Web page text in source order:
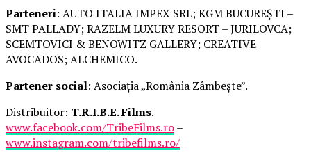
Parteneri: AUTO ITALIA IMPEX SRL; KGM BUCUREȘTI –
SMT PALLADY; RAZELM LUXURY RESORT – JURILOVCA;
SCEMTOVICI & BENOWITZ GALLERY; CREATIVE
AVOCADOS; ALCHEMICO.
Partener social: Asociația „România Zâmbește”.
Distribuitor: T.R.I.B.E. Films.
www.facebook.com/TribeFilms.ro–
www.instagram.com/tribefilms.ro/